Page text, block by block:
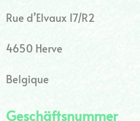
Rue d’Elvaux 17/R2
4650 Herve
Belgique
Geschäftsnummer